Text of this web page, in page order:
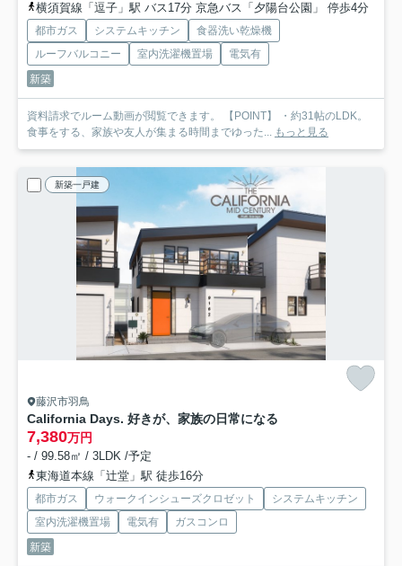
横須賀線「逗子」駅 バス17分 京急バス「夕陽台公園」 停歩4分
都市ガス システムキッチン
食器洗い乾燥機
ルーフバルコニー
室内洗濯機置場
電気有
新築
資料請求でルーム動画が閲覧できます。 【POINT】 ・約31帖のLDK。
食事をする、家族や友人が集まる時間までゆった... もっと見る
新築一戸建
藤沢市羽鳥
California Days. 好きが、家族の日常になる
7,380万円
- / 99.58㎡ / 3LDK /予定
東海道本線「辻堂」駅 徒歩16分
都市ガス ウォークインシューズクロゼット
システムキッチン
室内洗濯機置場
電気有
ガスコンロ
新築